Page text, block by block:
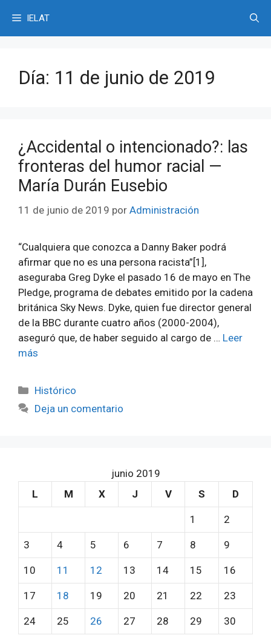
contenido
IELAT
Día: 11 de junio de 2019
¿Accidental o intencionado?: las
fronteras del humor racial —
María Durán Eusebio
11 de junio de 2019 por Administración
“Cualquiera que conozca a Danny Baker podrá
afirmar que no es una persona racista”[1],
aseguraba Greg Dyke el pasado 16 de mayo en The
Pledge, programa de debates emitido por la cadena
británica Sky News. Dyke, quien fue director general
de la BBC durante cuatro años (2000-2004),
aseguró que, de haber seguido al cargo de … Leer
más
Categorías
Histórico
Deja un comentario
junio 2019
L
M X J V S D
1 2
3 4 5 6 7 8 9
10 11 12 13 14 15 16
17 18 19 20 21 22 23
24 25 26 27 28 29 30